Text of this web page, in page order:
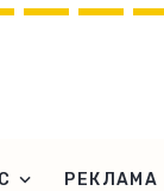
РЕКЛАМА